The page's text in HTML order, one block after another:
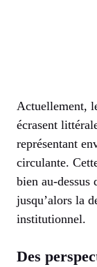
Actuellement,
écrasent
représentant
circulante.
bien au-
jusqu’alors la
institutionnel.
Des